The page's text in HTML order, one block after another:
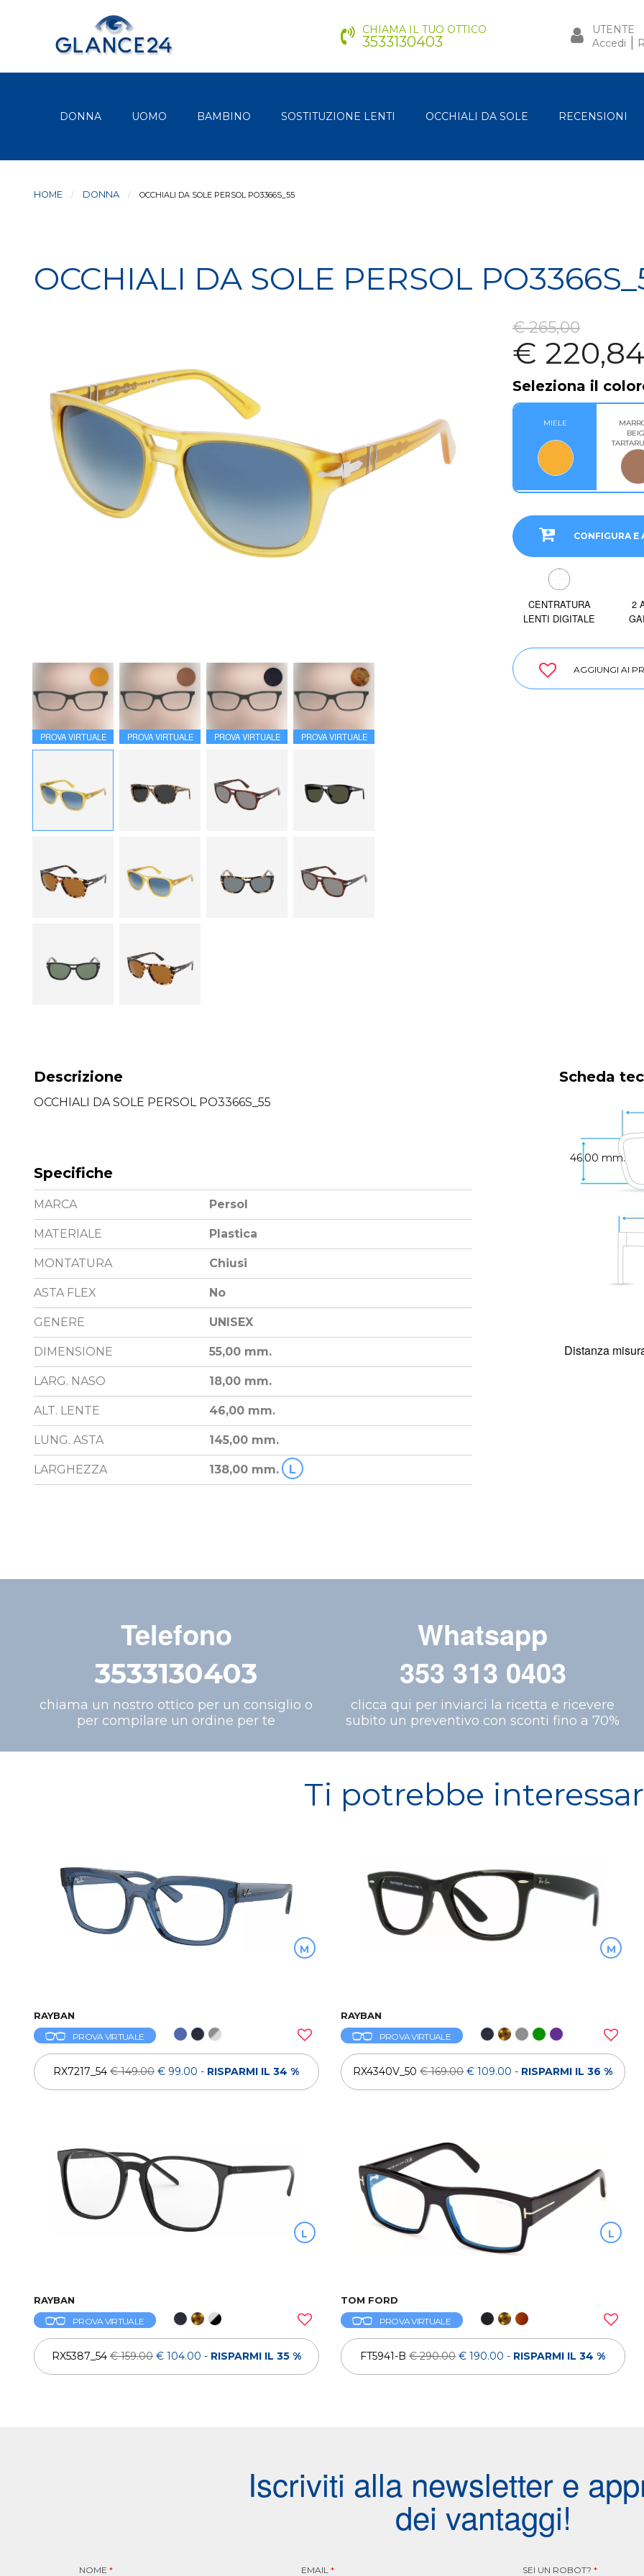
CHIAMA IL TUO OTTICO
3533130403
UTENTE
Accedi |
DONNA UOMO BAMBINO SOSTITUZIONE LENTI OCCHIALI DA SOLE RECENSIONI
HOME DONNA CURRENT:
OCCHIALI DA SOLE PERSOL PO3366S_55
OCCHIALI DA SOLE PERSOL
PROVA VIRTUALE PROVA VIRTUALE PROVA VIRTUALE PROVA VIRTUALE
€ 265,00
€ 220,84
Seleziona il
MIELE
CONFIGURA E
CENTRATURA
LENTI DIGITALE
2
AGGIUNGI AI
Descrizione
OCCHIALI DA SOLE PERSOL PO3366S_55
Specifiche
MARCA Persol
MATERIALE Plastica
MONTATURA Chiusi
ASTA FLEX No
GENERE UNISEX
DIMENSIONE 55,00 mm.
LARG. NASO 18,00 mm.
ALT. LENTE 46,00 mm.
LUNG. ASTA 145,00 mm.
LARGHEZZA 138,00 mm. L
Scheda
46.00 mm.
Distanza
Telefono
3533130403
chiama un nostro ottico per un consiglio o
per compilare un ordine per te
Whatsapp
353 313 0403
clicca qui per inviarci la ricetta e ricevere
subito un preventivo con sconti fino a 70%
Ti potrebbe
M
RAYBAN
PROVA VIRTUALE
RX7217_54€ 149.00 € 99.00 - RISPARMI IL 34 %
M
RAYBAN
PROVA VIRTUALE
RX4340V_50€ 169.00 € 109.00 - RISPARMI IL 36 %
L
RAYBAN
PROVA VIRTUALE
RX5387_54€ 159.00 € 104.00 - RISPARMI IL 35 %
L
TOM FORD
PROVA VIRTUALE
FT5941-B€ 290.00 € 190.00 - RISPARMI IL 34 %
Iscriviti alla newsletter e
dei vantaggi!
NOME * EMAIL * SEI UN ROBOT? *